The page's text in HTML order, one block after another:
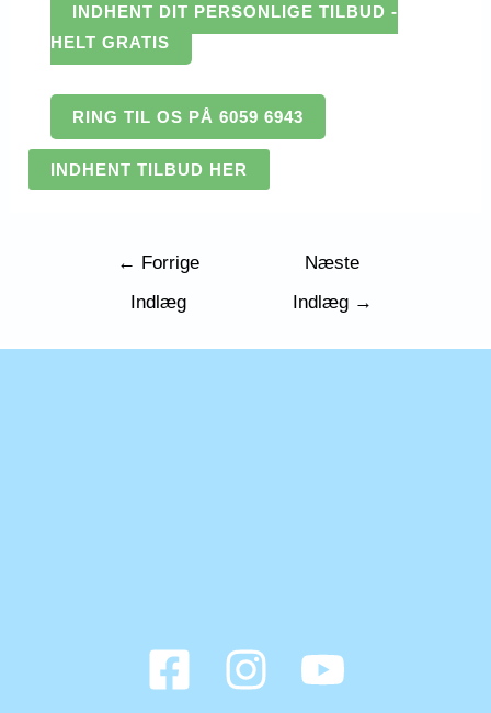
INDHENT DIT PERSONLIGE TILBUD -
HELT GRATIS
RING TIL OS PÅ 6059 6943
INDHENT TILBUD HER
Indlægsnavigation
← Forrige
Indlæg
Næste
Indlæg →